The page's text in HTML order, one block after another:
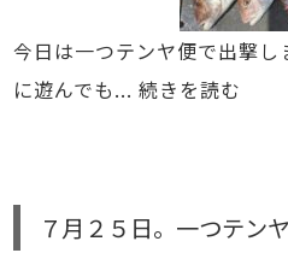
今日は一つテンヤ便で出撃
に遊んでも...続きを読む
７月２５日。一つテン